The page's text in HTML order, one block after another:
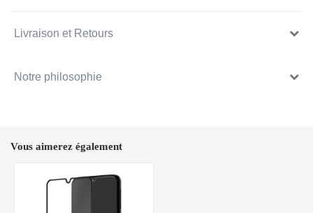
Livraison et Retours
Notre philosophie
Vous aimerez également